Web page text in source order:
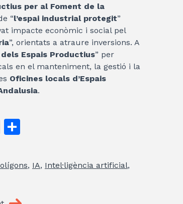
per al Foment de la
“l’espai industrial protegit”
impacte econòmic i social pel
”, orientats a atraure inversions. A
Espais Productius” per
en el manteniment, la gestió i la
Oficines locals d’Espais
.
E
ai
l
m
p
, IA, Intel·ligència artificial,